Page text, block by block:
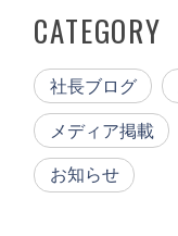
CATEGORY
社長ブログ
メディア掲載
お知らせ